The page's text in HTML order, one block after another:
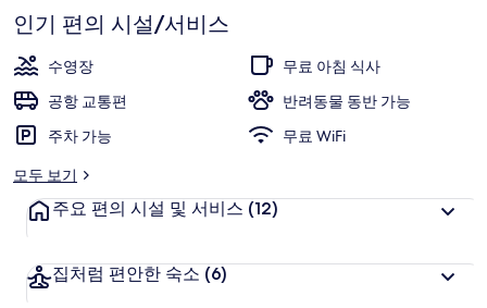
LAX/
센
추
리
기
인기 편의 시설/서비스
수영장
무료 아침 식사
공항 교통편
반려동물 동반 가능
주차 가능
무료 WiFi
모두 보기
주요 편의 시설 및 서비스 (12)
집처럼 편안한 숙소 (6)